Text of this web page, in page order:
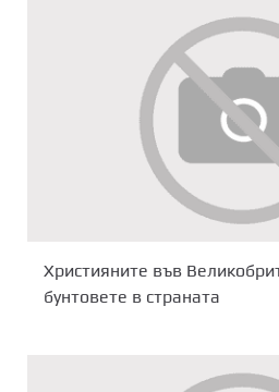
Християните във
бунтовете в страната